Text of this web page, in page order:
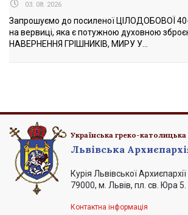
03. 08. 2026
Запрошуємо до посиленої ЦІЛОДОБОВОЇ
на вервиці, яка є потужною духовною
НАВЕРНЕННЯ ГРІШНИКІВ, МИРУ У...
Українська греко-
Львівська
Курія Львівської
79000, м. Львів, пл. св. Юра 5.
Контактна інформація